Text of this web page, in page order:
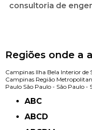
consultoria de
Regiões onde a
Campinas Ilha Bela Interior de
Campinas Região
Paulo São Paulo - São Paulo -
ABC
ABCD